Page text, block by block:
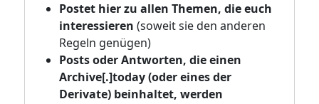
Postet hier zu allen Themen, die euch
interessieren (soweit sie den anderen
Regeln genügen)
Posts oder Antworten, die einen
Archive[.]today (oder eines der
Derivate) beinhaltet, werden